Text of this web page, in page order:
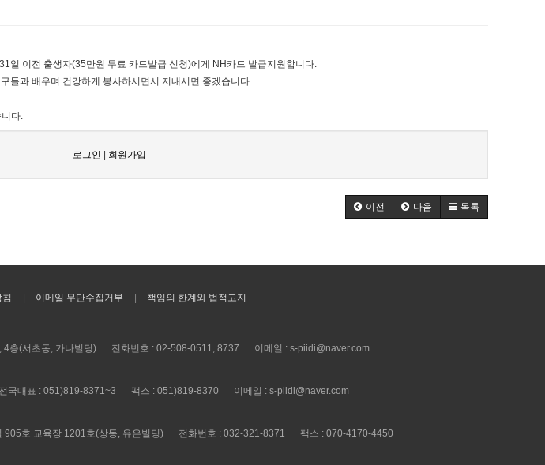
일 이전 출생자(35만원 무료 카드발급 신청)에게 NH카드 발급지원합니다.
들과 배우며 건강하게 봉사하시면서 지내시면 좋겠습니다.
다.
로그인 회원가입
이전 다음 목록
이메일 무단수집거부 책임의 한계와 법적고지
층(서초동, 가나빌딩)
전화번호 : 02-508-0511, 8737 이메일 : s-piidi@naver.com
전국대표 : 051)819-8371~3 팩스 : 051)819-8370 이메일 : s-piidi@naver.com
호 교육장 1201호(상동, 유은빌딩)
전화번호 : 032-321-8371
팩스 : 070-4170-4450